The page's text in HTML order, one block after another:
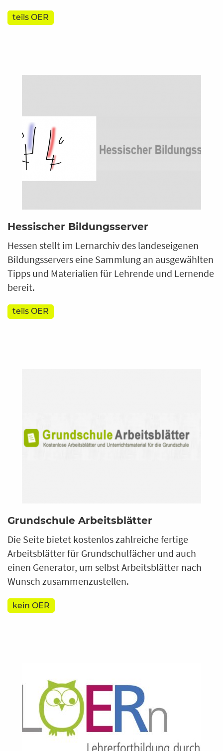
teils OER
Hessischer Bildungsserver
Hessen stellt im Lernarchiv des landeseigenen
Bildungsservers eine Sammlung an ausgewählten
Tipps und Materialien für Lehrende und Lernende
bereit.
teils OER
Grundschule Arbeitsblätter
Die Seite bietet kostenlos zahlreiche fertige
Arbeitsblätter für Grundschulfächer und auch
einen Generator, um selbst Arbeitsblätter nach
Wunsch zusammenzustellen.
kein OER